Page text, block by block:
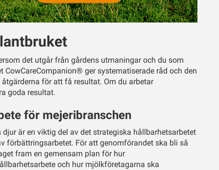
det utgår från gårdens utmaningar och du som
CowCareCompanion® ger systematiserade råd och den
för att få resultat. Om du arbetar
goda resultat.
för mejeribranschen
är en viktig del av det strategiska hållbarhetsarbetet
förbättringsarbetet. För att genomförandet ska bli så
fram en gemensam plan för hur
och hur mjölkföretagarna ska